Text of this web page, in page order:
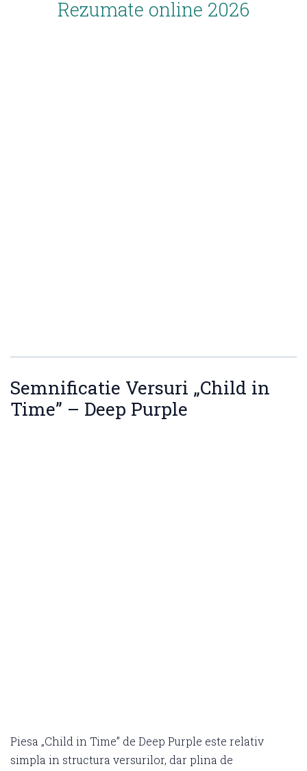
Rezumate online 2026
Semnificatie Versuri „Child in
Time” – Deep Purple
Piesa „Child in Time” de Deep Purple este relativ
simpla in structura versurilor, dar plina de